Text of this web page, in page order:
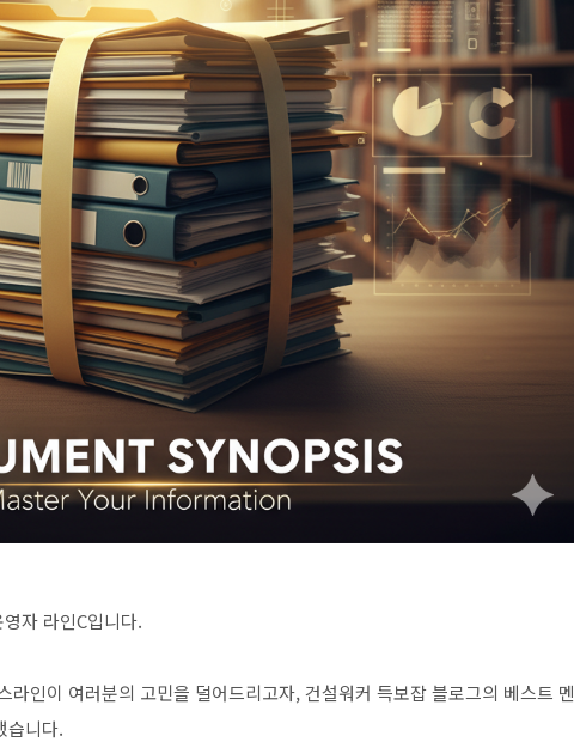
자 라인C입니다.
라인이 여러분의 고민을 덜어드리고자, 건설워커 득보잡 블로그의 베스트 멘
습니다.